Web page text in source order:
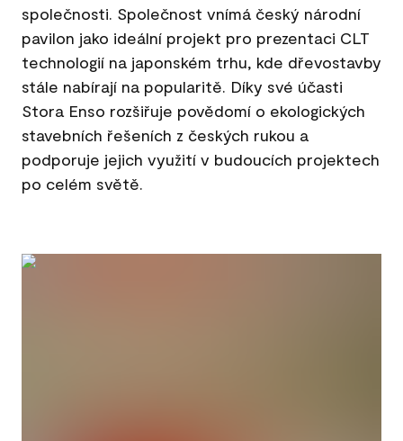
společnosti. Společnost vnímá český národní
pavilon jako ideální projekt pro prezentaci CLT
technologií na japonském trhu, kde dřevostavby
stále nabírají na popularitě. Díky své účasti
Stora Enso rozšiřuje povědomí o ekologických
stavebních řešeních z českých rukou a
podporuje jejich využití v budoucích projektech
po celém světě.